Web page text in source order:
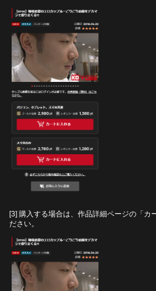
[3] 購入する場合は、作品詳細ページの「カ
ださい。